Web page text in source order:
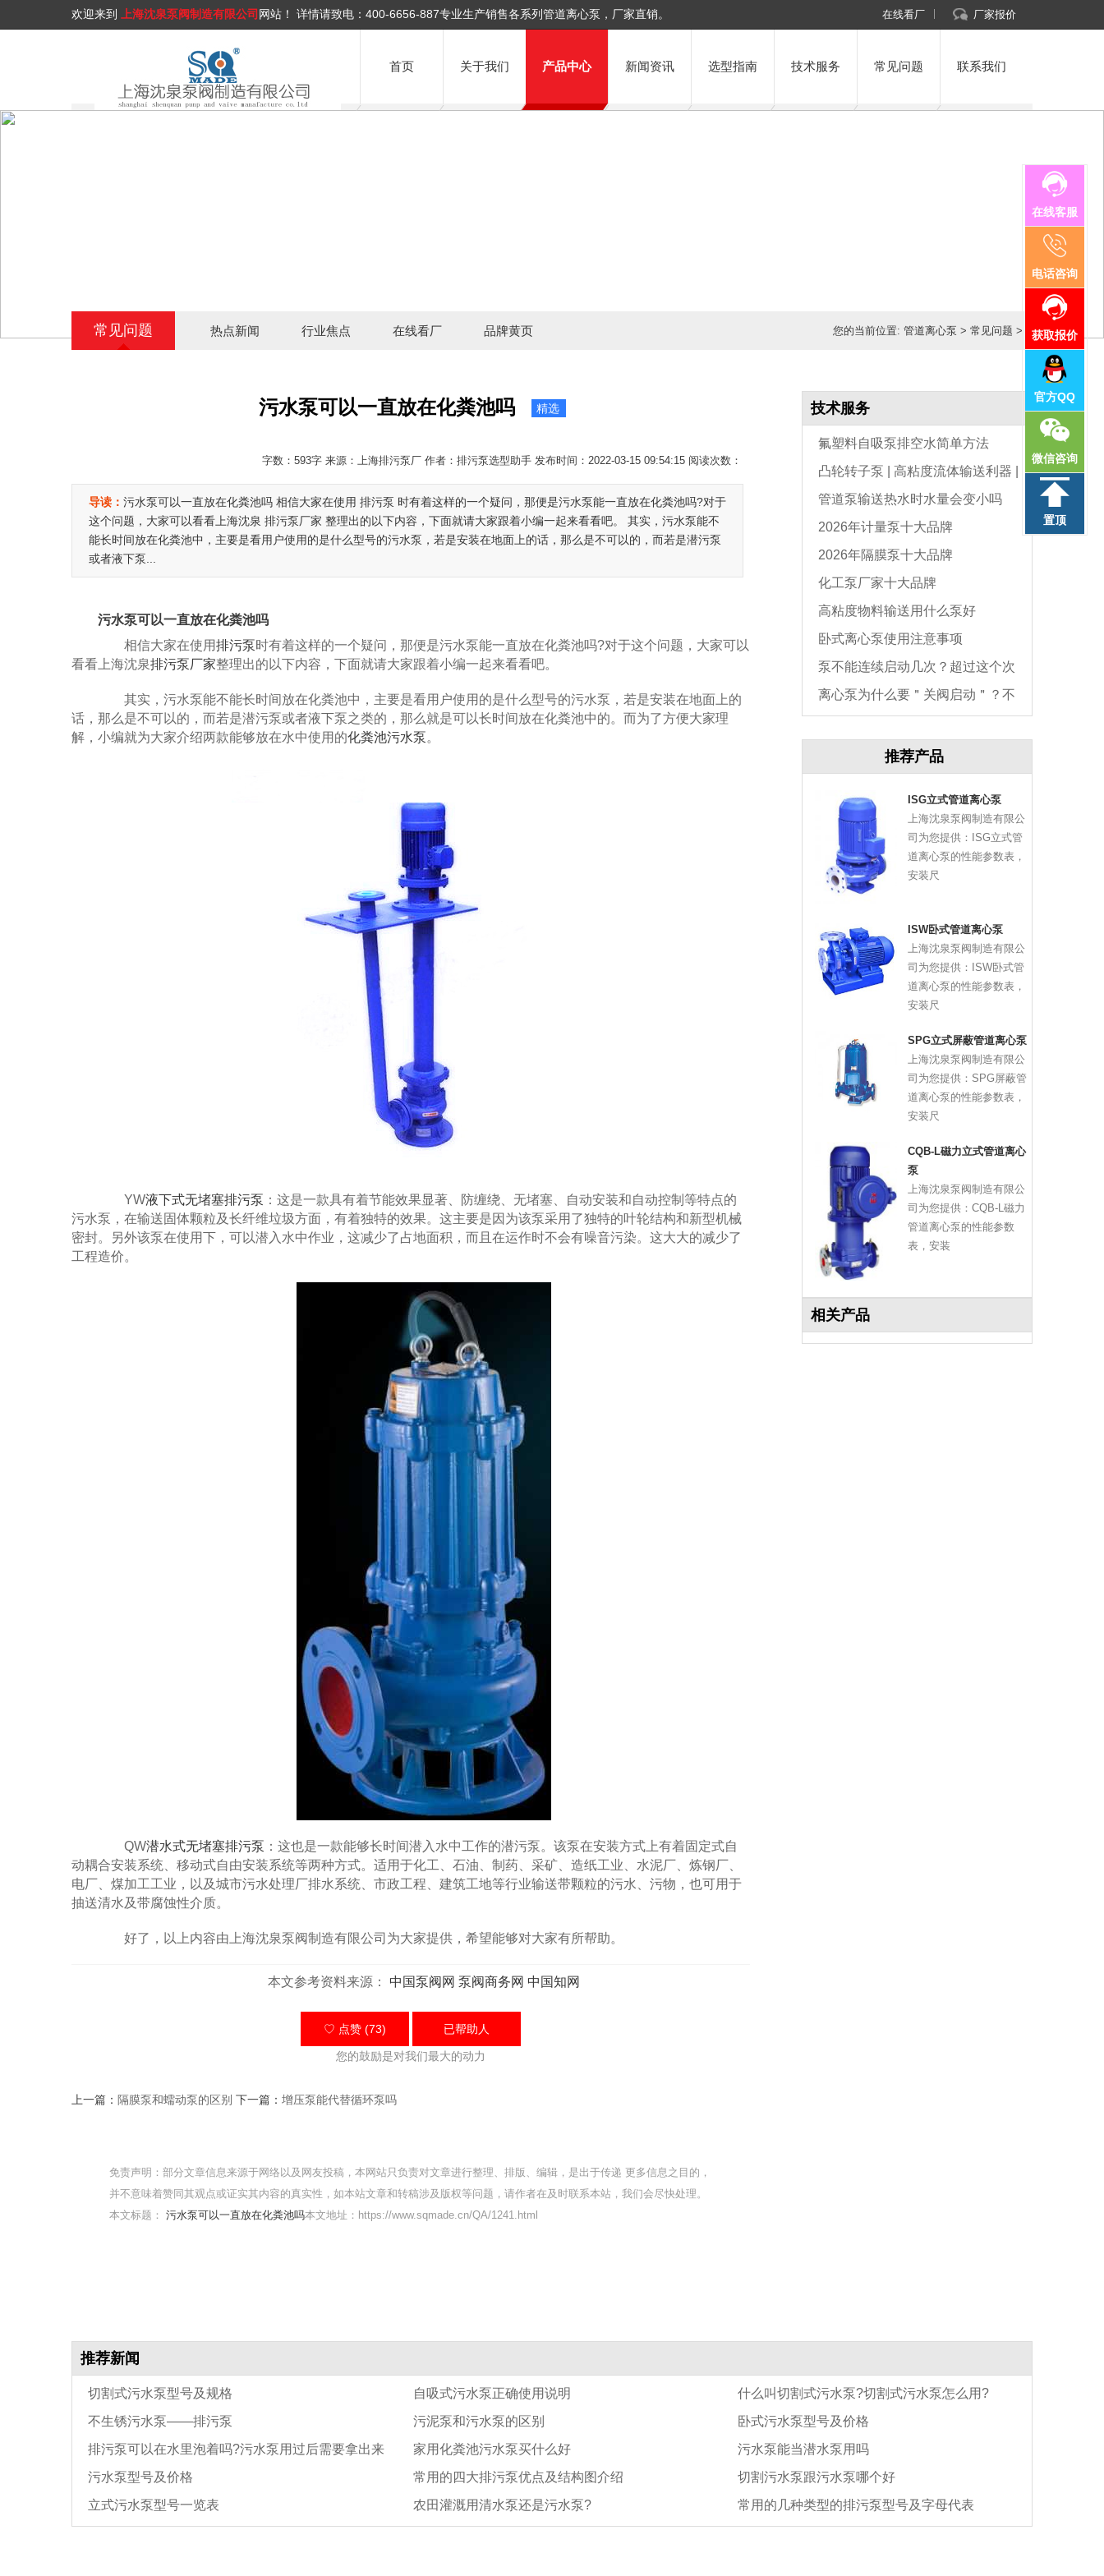
欢迎来到 上海沈泉泵阀制造有限公司 网站！ 详情请致电： 400-6656-887专业生产销售各系列管道离心泵，厂家直销。 在线看厂 厂家报价
首页 关于我们 产品中心 新闻资讯 选型指南 技术服务 常见问题 联系我们
在线客服
电话咨询
获取报价
官方QQ
微信咨询
置顶
常见问题 热点新闻 行业焦点 在线看厂 品牌黄页 您的当前位置:管道离心泵 >常见问题 >
污水泵可以一直放在化粪池吗 精选
字数：593字 来源：上海排污泵厂 作者：排污泵选型助手 发布时间：2022-03-15 09:54:15 阅读次数：
导读： 污水泵可以一直放在化粪池吗 相信大家在使用 排污泵 时有着这样的一个疑问，那便是污水泵能一直放在化粪池吗?对于
这个问题，大家可以看看上海沈泉 排污泵厂家 整理出的以下内容，下面就请大家跟着小编一起来看看吧。 其实，污水泵能不
能长时间放在化粪池中，主要是看用户使用的是什么型号的污水泵，若是安装在地面上的话，那么是不可以的，而若是潜污泵
或者液下泵...
污水泵可以一直放在化粪池吗
相信大家在使用排污泵时有着这样的一个疑问，那便是污水泵能一直放在化粪池吗?对于这个问题，大家可以
看看上海沈泉排污泵厂家整理出的以下内容，下面就请大家跟着小编一起来看看吧。
其实，污水泵能不能长时间放在化粪池中，主要是看用户使用的是什么型号的污水泵，若是安装在地面上的
话，那么是不可以的，而若是潜污泵或者液下泵之类的，那么就是可以长时间放在化粪池中的。而为了方便大家理
解，小编就为大家介绍两款能够放在水中使用的化粪池污水泵。
YW液下式无堵塞排污泵 ：这是一款具有着节能效果显著、防缠绕、无堵塞、自动安装和自动控制等特点的
污水泵，在输送固体颗粒及长纤维垃圾方面，有着独特的效果。这主要是因为该泵采用了独特的叶轮结构和新型机械
密封。另外该泵在使用下，可以潜入水中作业，这减少了占地面积，而且在运作时不会有噪音污染。这大大的减少了
工程造价。
QW潜水式无堵塞排污泵 ：这也是一款能够长时间潜入水中工作的潜污泵。该泵在安装方式上有着固定式自
动耦合安装系统、移动式自由安装系统等两种方式。适用于化工、石油、制药、采矿、造纸工业、水泥厂、炼钢厂、
电厂、煤加工工业，以及城市污水处理厂排水系统、市政工程、建筑工地等行业输送带颗粒的污水、污物，也可用于
抽送清水及带腐蚀性介质。
好了，以上内容由上海沈泉泵阀制造有限公司为大家提供，希望能够对大家有所帮助。
本文参考资料来源： 中国泵阀网 泵阀商务网 中国知网
♡ 点赞 (73) 已帮助人
您的鼓励是对我们最大的动力
上一篇： 隔膜泵和蠕动泵的区别 下一篇： 增压泵能代替循环泵吗
免责声明：部分文章信息来源于网络以及网友投稿，本网站只负责对文章进行整理、排版、编辑，是出于传递 更多信息之目的，
并不意味着赞同其观点或证实其内容的真实性，如本站文章和转稿涉及版权等问题，请作者在及时联系本站，我们会尽快处理。
本文标题： 污水泵可以一直放在化粪池吗本文地址：https://www.sqmade.cn/QA/1241.html
技术服务
氟塑料自吸泵排空水简单方法
凸轮转子泵 | 高粘度流体输送利器 |
选型与维护全指南
管道泵输送热水时水量会变小吗
2026年计量泵十大品牌
2026年隔膜泵十大品牌
化工泵厂家十大品牌
高粘度物料输送用什么泵好
卧式离心泵使用注意事项
泵不能连续启动几次？超过这个次
数，电机必坏
离心泵为什么要＂关阀启动＂？不
推荐产品
ISG立式管道离心泵
上海沈泉泵阀制造有限公
司为您提供：ISG立式管
道离心泵的性能参数表，
安装尺
ISW卧式管道离心泵
上海沈泉泵阀制造有限公
司为您提供：ISW卧式管
道离心泵的性能参数表，
安装尺
SPG立式屏蔽管道离心泵
上海沈泉泵阀制造有限公
司为您提供：SPG屏蔽管
道离心泵的性能参数表，
安装尺
CQB-L磁力立式管道离心
泵
上海沈泉泵阀制造有限公
司为您提供：CQB-L磁力
管道离心泵的性能参数
表，安装
相关产品
推荐新闻
切割式污水泵型号及规格 自吸式污水泵正确使用说明
什么叫切割式污水泵?切割式污水泵怎么用?
不生锈污水泵——排污泵
污泥泵和污水泵的区别
卧式污水泵型号及价格
排污泵可以在水里泡着吗?污水泵用过后需要拿出来
吗?
家用化粪池污水泵买什么好
污水泵能当潜水泵用吗
污水泵型号及价格
常用的四大排污泵优点及结构图介绍
切割污水泵跟污水泵哪个好
立式污水泵型号一览表
农田灌溉用清水泵还是污水泵? 常用的几种类型的排污泵型号及字母代表